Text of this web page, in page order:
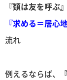
『類は友を呼ぶ』
『求める＝居心
流れ
例えるならば、